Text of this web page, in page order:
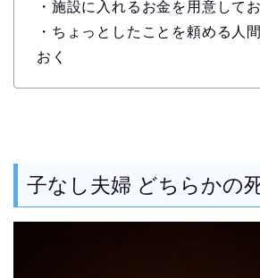
・施設に入れるお金を用意してお
・ちょっとしたことを頼める人
おく
子なし夫婦 どちらかの